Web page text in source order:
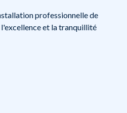
professionnelle de
et la tranquillité